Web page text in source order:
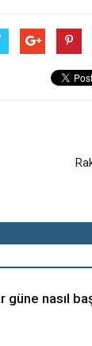
güne nasıl